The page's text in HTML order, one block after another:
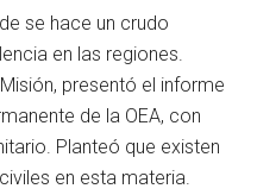
se hace un crudo
en las regiones.
presentó el informe
de la OEA, con
Planteó que existen
en esta materia.